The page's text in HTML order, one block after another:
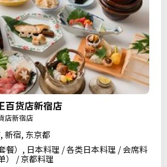
百货店新宿店
新宿店
新宿, 东京都
餐）, 日本料理 / 各类日本料理 / 会席料
） / 京都料理